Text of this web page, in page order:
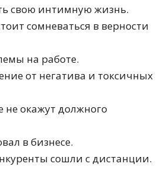
свою интимную жизнь.
сомневаться в верности
на работе.
от негатива и токсичных
не окажут должного
в бизнесе.
сошли с дистанции.